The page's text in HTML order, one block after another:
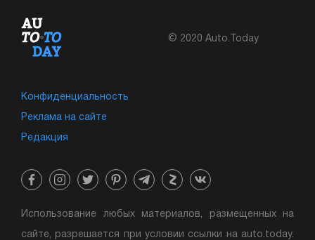
© 2020 Auto.Today
Конфиденциальность
Реклама на сайте
Редакция
Использование любых материалов, размещенных на
сайте, разрешается при условии ссылки на auto.today.